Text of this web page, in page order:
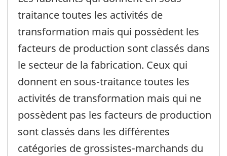
traitance toutes les activités de
transformation mais qui possèdent les
facteurs de production sont classés dans
le secteur de la fabrication. Ceux qui
donnent en sous-traitance toutes les
activités de transformation mais qui ne
possèdent pas les facteurs de production
sont classés dans les différentes
catégories de grossistes-marchands du